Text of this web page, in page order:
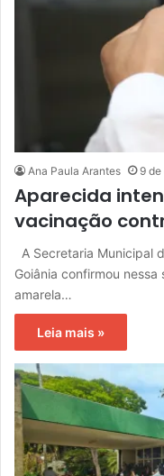
Ana Paula Arantes 9 de
Aparecida
vacinação
A Secretaria Municipal
Goiânia confirmou
amarela…
Leia mais »